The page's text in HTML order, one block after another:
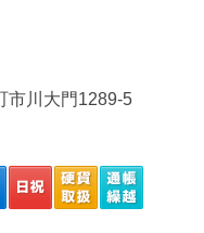
市川大門1289-5